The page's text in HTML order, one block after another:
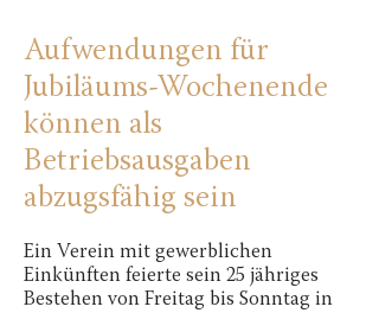
Aufwendungen für
Jubiläums-Wochenende
können als
Betriebsausgaben
abzugsfähig sein
Ein Verein mit gewerblichen
Einkünften feierte sein 25 jähriges
Bestehen von Freitag bis Sonntag in